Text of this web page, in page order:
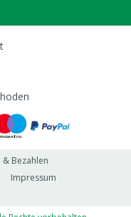
& Bezahlen
Impressum